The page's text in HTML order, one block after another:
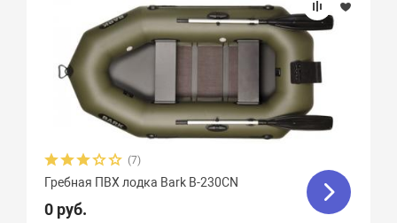
(7)
Гребная ПВХ лодка Bark B-230СN
0 руб.